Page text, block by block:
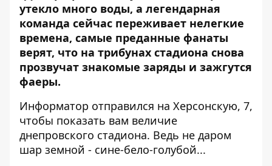
утекло много воды, а легендарная
команда сейчас переживает нелегкие
времена, самые преданные фанаты
верят, что на трибунах стадиона снова
прозвучат знакомые заряды и зажгутся
фаеры.
Информатор отправился на Херсонскую, 7,
чтобы показать вам величие
днепровского стадиона. Ведь не даром
шар земной - сине-бело-голубой...